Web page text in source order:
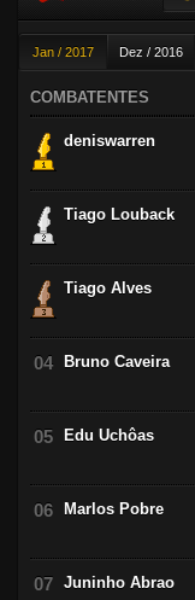
Jan / 2017 Dez / 2016
Ago / 2016 Jul / 2016
COMBATENTES
deniswarren
Tiago Louback
Tiago Alves
Bruno Caveira
Edu Uchôas
Marlos Pobre
Juninho Abrao